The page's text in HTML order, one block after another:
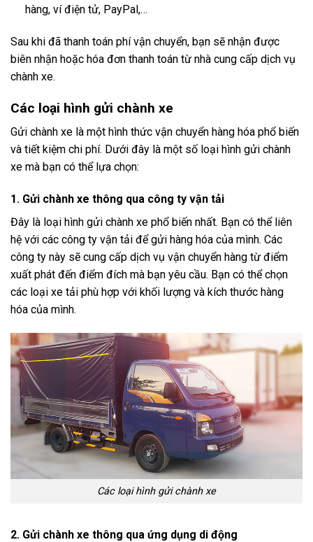
hàng, ví điện tử, PayPal,…
Sau khi đã thanh toán phí vận chuyển, bạn sẽ nhận được
biên nhận hoặc hóa đơn thanh toán từ nhà cung cấp dịch vụ
chành xe.
Các loại hình gửi chành xe
Gửi chành xe là một hình thức vận chuyển hàng hóa phổ biến
và tiết kiệm chi phí. Dưới đây là một số loại hình gửi chành
xe mà bạn có thể lựa chọn:
1. Gửi chành xe thông qua công ty vận tải
Đây là loại hình gửi chành xe phổ biến nhất. Bạn có thể liên
hệ với các công ty vận tải để gửi hàng hóa của mình. Các
công ty này sẽ cung cấp dịch vụ vận chuyển hàng từ điểm
xuất phát đến điểm đích mà bạn yêu cầu. Bạn có thể chọn
các loại xe tải phù hợp với khối lượng và kích thước hàng
hóa của mình.
Các loại hình gửi chành xe
2. Gửi chành xe thông qua ứng dụng di động